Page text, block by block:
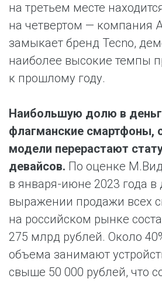
на третьем месте
на четвертом — компания
замыкает бренд Tecno,
наиболее высокие темпы
к прошлому году.
Наибольшую долю в
флагманские смартфоны,
модели перерастают
девайсов. По оценке
в января-июне 2023 года
выражении продажи всех
на российском рынке
275 млрд рублей. Около
объема занимают
свыше 50 000 рублей, что